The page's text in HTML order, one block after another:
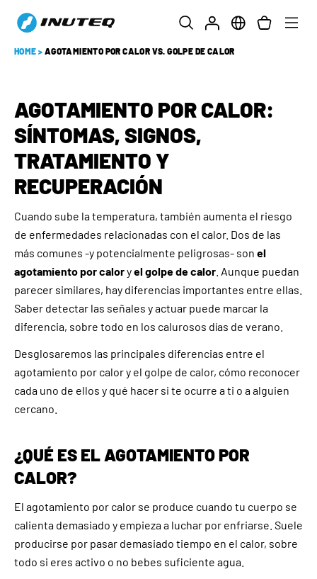
HOME > AGOTAMIENTO POR CALOR VS. GOLPE DE CALOR
AGOTAMIENTO POR CALOR:
SÍNTOMAS, SIGNOS,
TRATAMIENTO Y
RECUPERACIÓN
Cuando sube la temperatura, también aumenta el riesgo
de enfermedades relacionadas con el calor. Dos de las
más comunes -y potencialmente peligrosas- son el
agotamiento por caloryel golpe de calor . Aunque puedan
parecer similares, hay diferencias importantes entre ellas.
Saber detectar las señales y actuar puede marcar la
diferencia, sobre todo en los calurosos días de verano.
Desglosaremos las principales diferencias entre el
agotamiento por calor y el golpe de calor, cómo reconocer
cada uno de ellos y qué hacer si te ocurre a ti o a alguien
cercano.
¿QUÉ ES EL AGOTAMIENTO POR
CALOR?
El agotamiento por calor se produce cuando tu cuerpo se
calienta demasiado y empieza a luchar por enfriarse. Suele
producirse por pasar demasiado tiempo en el calor, sobre
todo si eres activo o no bebes suficiente agua.